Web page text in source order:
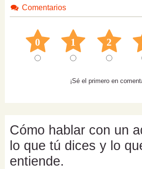
Comentarios
0 1 2
¡Sé el primero en
Cómo hablar con un
lo que tú dices y lo
entiende.